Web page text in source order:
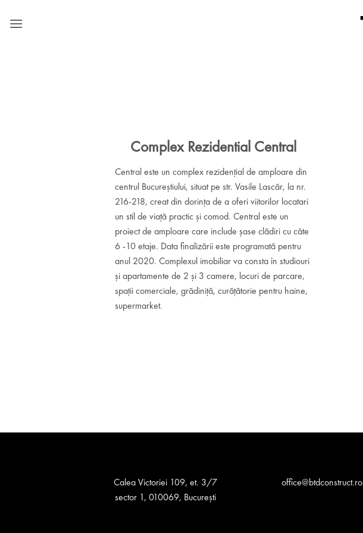
Complex Rezidential Central
Central este un complex rezidențial de amploare din
centrul Bucureștiului, situat pe str. Vasile Lascăr, la nr.
216-218, creat din dorința de a oferi viitorilor locatari
un stil de viață practic și comod. Central este un
proiect de amploare care include șase clădiri cu câte
6 -10 etaje. Data finalizării este programată pentru
anul 2020. Complexul imobiliar va consta în studiouri
și apartamente de 2 și 3 camere, locuri de parcare,
spații comerciale, grădiniță, curățătorie pentru haine,
supermarket.
Calea Victoriei 109, et. 3/7
sector 1, 010069, București
office@btdconstruct.ro